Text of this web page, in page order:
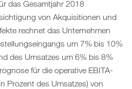
das Gesamtjahr 2018
von Akquisitionen und
rechnet das Unternehmen
um 7% bis 10%
des Umsatzes um 6% bis 8%
für die operative EBITA-
Prozent des Umsatzes) von